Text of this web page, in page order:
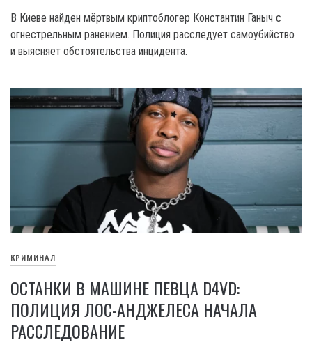
В Киеве найден мёртвым криптоблогер Константин Ганыч с
огнестрельным ранением. Полиция расследует самоубийство
и выясняет обстоятельства инцидента.
КРИМИНАЛ
ОСТАНКИ В МАШИНЕ ПЕВЦА D4VD:
ПОЛИЦИЯ ЛОС-АНДЖЕЛЕСА НАЧАЛА
РАССЛЕДОВАНИЕ